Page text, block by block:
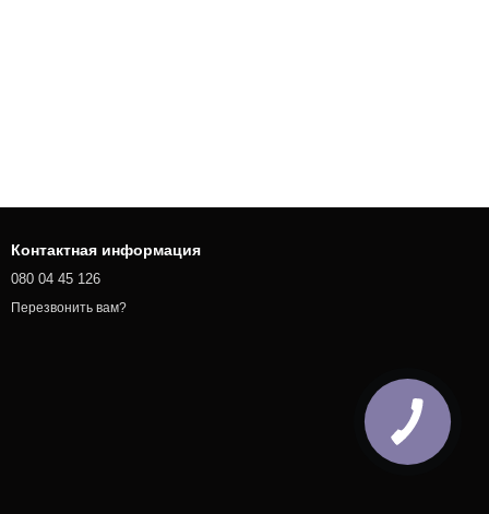
Контактная информация
080 04 45 126
Перезвонить вам?